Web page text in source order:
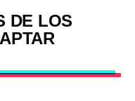
DE LOS